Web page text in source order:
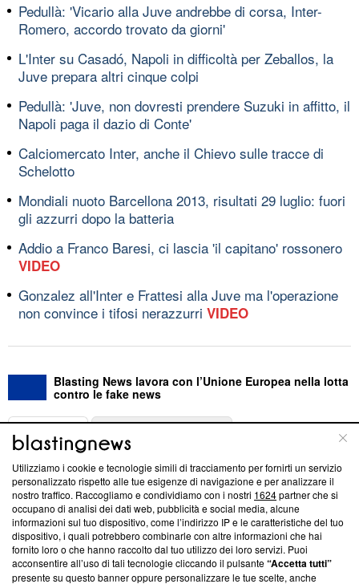
Pedullà: 'Vicario alla Juve andrebbe di corsa, Inter-
Romero, accordo trovato da giorni'
L'Inter su Casadó, Napoli in difficoltà per Zeballos, la
Juve prepara altri cinque colpi
Pedullà: 'Juve, non dovresti prendere Suzuki in affitto, il
Napoli paga il dazio di Conte'
Calciomercato Inter, anche il Chievo sulle tracce di
Schelotto
Mondiali nuoto Barcellona 2013, risultati 29 luglio: fuori
gli azzurri dopo la batteria
Addio a Franco Baresi, ci lascia 'il capitano' rossonero
VIDEO
Gonzalez all'Inter e Frattesi alla Juve ma l'operazione
non convince i tifosi nerazzurri VIDEO
Blasting News lavora con l’Unione Europea nella lotta
contro le fake news
ABOUT
Questa sezione offre informazioni trasparenti su Blasting
News, sui nostri processi editoriali e su come ci impegniamo a
creare news di qualità. Inoltre, afferma la nostra aderenza a
‘Trust Project - News with Integrity’Blasting News non è
ancora membro del programma, ma ha richiesto di farne
parte; Trust Project non ha ancora effettuato una verifica di
conformità agli standard.
Utilizziamo i cookie e tecnologie simili di tracciamento per fornirti un servizio
personalizzato rispetto alle tue esigenze di navigazione e per analizzare il
nostro traffico. Raccogliamo e condividiamo con i nostri 1624partner che si
occupano di analisi dei dati web, pubblicità e social media, alcune
informazioni sul tuo dispositivo, come l’indirizzo IP e le caratteristiche del tuo
dispositivo, i quali potrebbero combinarle con altre informazioni che hai
fornito loro o che hanno raccolto dal tuo utilizzo dei loro servizi. Puoi
acconsentire all’uso di tali tecnologie cliccando il pulsante“Accetta tutti”
presente su questo banner oppure personalizzare le tue scelte, anche